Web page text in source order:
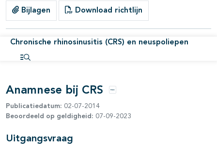
Bijlagen Download richtlijn
Chronische rhinosinusitis (CRS) en neuspoliepen
Anamnese bij CRS Opties
Publicatiedatum: 02-07-2014
Beoordeeld op geldigheid: 07-09-2023
Uitgangsvraag